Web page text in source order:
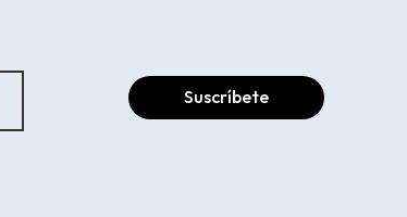
Suscríbete